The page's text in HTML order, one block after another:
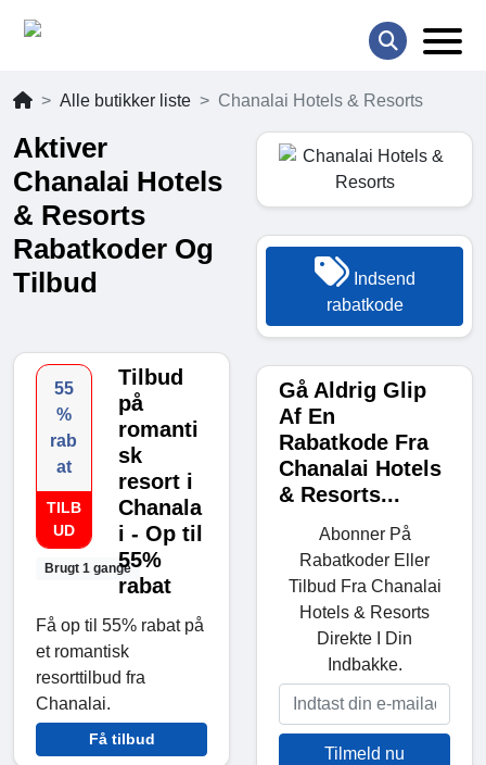
Alle butikker liste Chanalai Hotels & Resorts
Aktiver
Chanalai Hotels
& Resorts
Rabatkoder Og
Tilbud
55
%
rab
at
TILB
UD
Brugt 1 gange
Tilbud
på
romanti
sk
resort i
Chanala
i - Op til
55%
rabat
Få op til 55% rabat på
et romantisk
resorttilbud fra
Chanalai.
Få tilbud
Indsend
rabatkode
Gå Aldrig Glip
Af En
Rabatkode Fra
Chanalai Hotels
& Resorts...
Abonner På
Rabatkoder Eller
Tilbud Fra Chanalai
Hotels & Resorts
Direkte I Din
Indbakke.
Tilmeld nu